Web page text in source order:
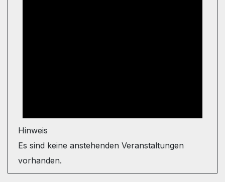
Hinweis
Es sind keine anstehenden Veranstaltungen
vorhanden.